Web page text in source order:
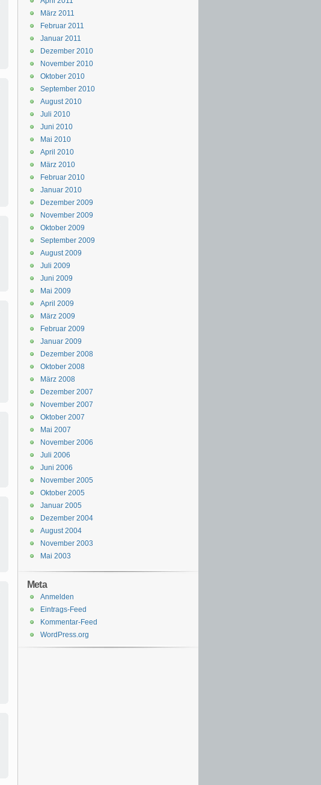
März 2011
Februar 2011
Januar 2011
Dezember 2010
November 2010
Oktober 2010
September 2010
August 2010
Juli 2010
Juni 2010
Mai 2010
April 2010
März 2010
Februar 2010
Januar 2010
Dezember 2009
November 2009
Oktober 2009
September 2009
August 2009
Juli 2009
Juni 2009
Mai 2009
April 2009
März 2009
Februar 2009
Januar 2009
Dezember 2008
Oktober 2008
März 2008
Dezember 2007
November 2007
Oktober 2007
Mai 2007
November 2006
Juli 2006
Juni 2006
November 2005
Oktober 2005
Januar 2005
Dezember 2004
August 2004
November 2003
Mai 2003
Meta
Anmelden
Eintrags-Feed
Kommentar-Feed
WordPress.org